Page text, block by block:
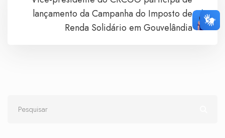
lançamento da Campanha do Imposto de
Renda Solidário em Gouvelândia